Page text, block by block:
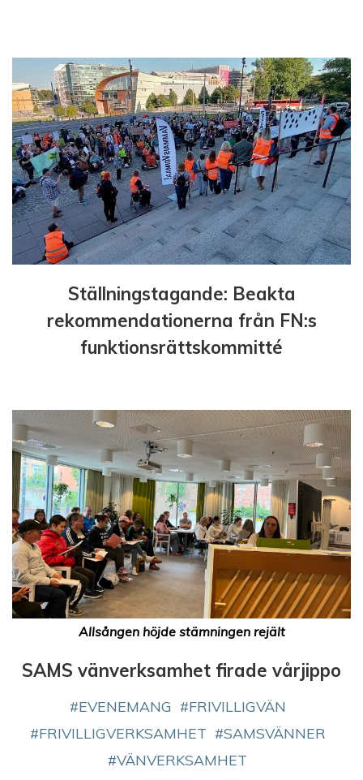
i
n
g
Ställningstagande: Beakta
rekommendationerna från FN:s
funktionsrättskommitté
Allsången höjde stämningen rejält
SAMS vänverksamhet firade vårjippo
EVENEMANG
FRIVILLIGVÄN
FRIVILLIGVERKSAMHET
SAMSVÄNNER
VÄNVERKSAMHET